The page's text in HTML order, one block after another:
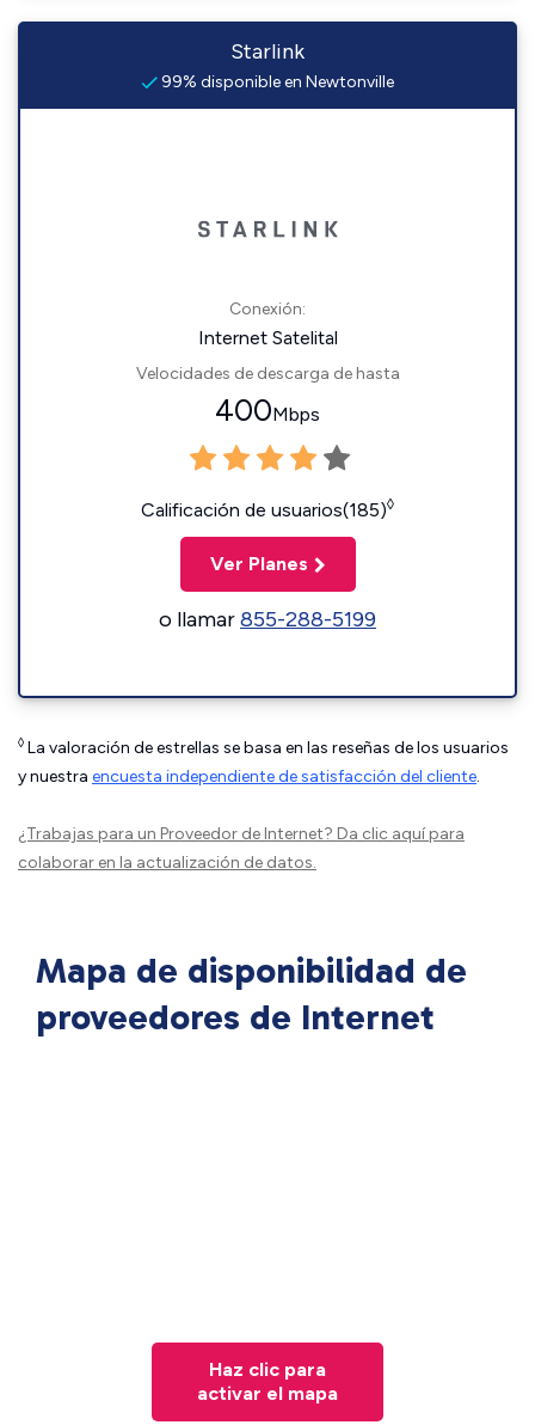
Starlink
99% disponible en Newtonville
Conexión:
Internet Satelital
Velocidades de descarga de hasta
400Mbps
Calificación de usuarios(185)◊
Ver Planes
o llamar855-288-5199
◊ La valoración de estrellas se basa en las reseñas de los usuarios
y nuestra encuesta independiente de satisfacción del cliente.
¿Trabajas para un Proveedor de Internet? Da clic aquípara
colaborar en la actualización de datos.
Mapa de disponibilidad de
proveedores de Internet
Haz clic para
activar el mapa